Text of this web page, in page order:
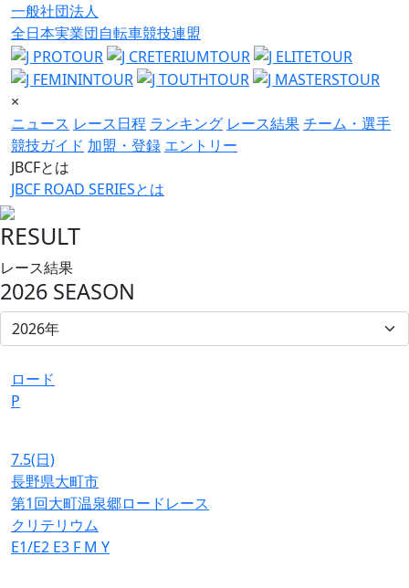
一般社団法人
全日本実業団自転車競技連盟
×
ニュース レース日程 ランキング レース結果チーム・選手
競技ガイド 加盟・登録 エントリー
JBCFとは
JBCF ROAD SERIESとは
RESULT
レース結果
2026 SEASON
ロード
P
7.5(日)
長野県大町市
第1回大町温泉郷ロードレース
クリテリウム
E1/E2 E3 F M Y